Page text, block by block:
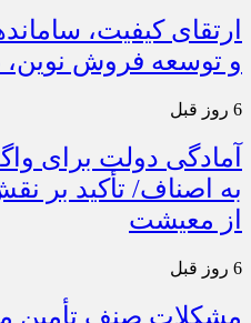
ارتقای کیفیت،
و توسعه فروش
6 روز قبل
آمادگی دولت برای
به اصناف/ تأکید بر
از معیشت
6 روز قبل
مشکلات صنف تأمین